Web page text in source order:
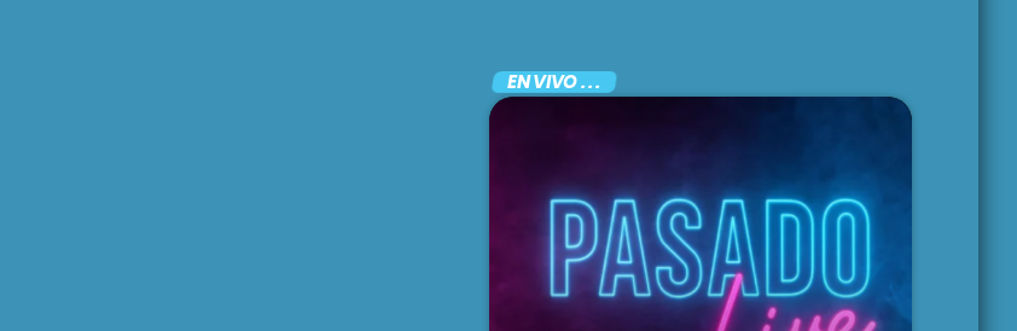
EN VIVO . . .